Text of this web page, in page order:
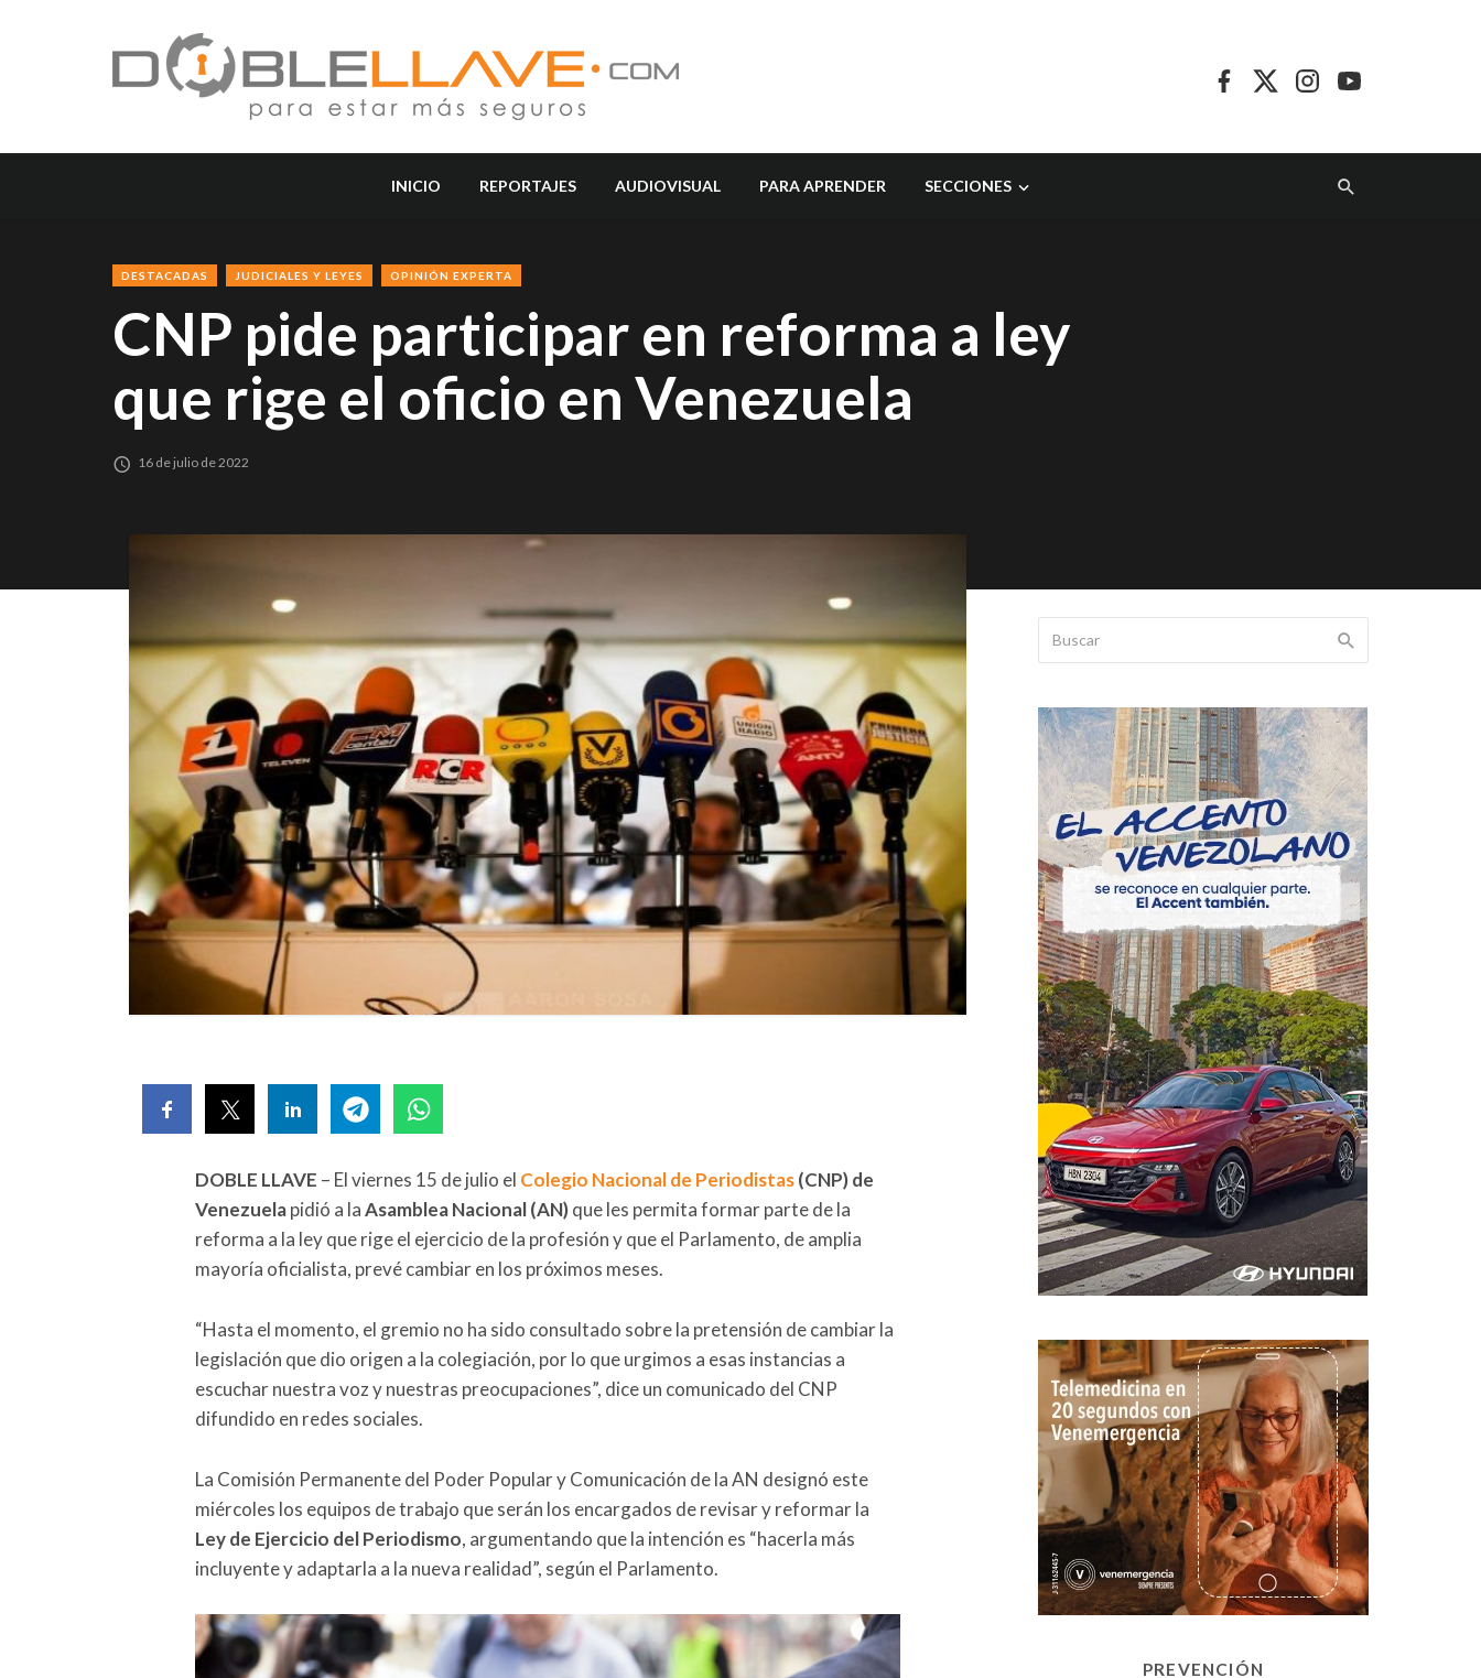
INICIO REPORTAJES AUDIOVISUAL PARA APRENDER SECCIONES
DESTACADAS JUDICIALES Y LEYES OPINIÓN EXPERTA
CNP pide participar en reforma a ley
que rige el oficio en Venezuela
16 de julio de 2022
DOBLE LLAVE – El viernes 15 de julio el Colegio Nacional de Periodistas(CNP) de
Venezuelapidió a laAsamblea Nacional (AN)que les permita formar parte de la
reforma a la ley que rige el ejercicio de la profesión y que el Parlamento, de amplia
mayoría oficialista, prevé cambiar en los próximos meses.
“Hasta el momento, el gremio no ha sido consultado sobre la pretensión de cambiar la
legislación que dio origen a la colegiación, por lo que urgimos a esas instancias a
escuchar nuestra voz y nuestras preocupaciones”, dice un comunicado del CNP
difundido en redes sociales.
La Comisión Permanente del Poder Popular y Comunicación de la AN designó este
miércoles los equipos de trabajo que serán los encargados de revisar y reformar la
Ley de Ejercicio del Periodismo, argumentando que la intención es “hacerla más
incluyente y adaptarla a la nueva realidad”, según el Parlamento.
PREVENCIÓN